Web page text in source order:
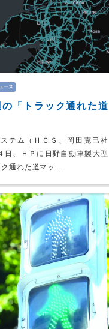
ース
「トラック通れた道
テム（ＨＣＳ、岡田克巳社
日、ＨＰに日野自動車製大型
通れた道マッ...